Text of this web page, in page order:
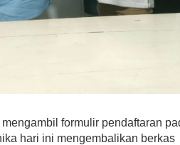
formulir pendaftaran
hari ini mengembalikan berkas